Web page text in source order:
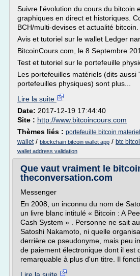
Suivre l'évolution du cours du bitcoin
graphiques en direct et historiques.
BCH/multi-devises et actualité bitcoin.
Avis et tutoriel sur le wallet Ledger
BitcoinCours.com, le 8 Septembre
Test et tutoriel sur le portefeuille
Les portefeuilles matériels (dits aussi
portefeuilles physiques) sont plus...
Lire la suite
Date: 2017-12-19 17:44:40
Site : http://www.bitcoincours.com
Thèmes liés : portefeuille bitcoin materiel
wallet/ blockchain bitcoin wallet app / btc
wallet address validation
Que vaut vraiment le
theconversation.com
Messenger
En 2008, un inconnu du nom de
un livre blanc intitulé « Bitcoin : A
Cash System » . Personne ne sait
Satoshi Nakamoto, ni quelle
derrière ce pseudonyme, mais peu
de paiement électronique dont il est
remarquable à plus d'un titre. Il